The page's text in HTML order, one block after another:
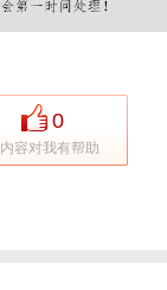
0
容对我有帮助